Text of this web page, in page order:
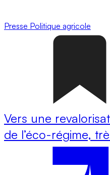
Presse Politique agricole
Vers une
de l’éco-régime,